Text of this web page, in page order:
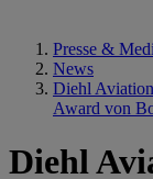
Presse &
News
Diehl
Award von
Diehl